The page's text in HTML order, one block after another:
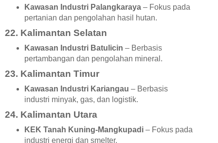
Kawasan Industri Palangkaraya– Fokus pada
pertanian dan pengolahan hasil hutan.
22. Kalimantan Selatan
Kawasan Industri Batulicin – Berbasis
pertambangan dan pengolahan mineral.
23. Kalimantan Timur
Kawasan Industri Kariangau – Berbasis
industri minyak, gas, dan logistik.
24. Kalimantan Utara
KEK Tanah Kuning-Mangkupadi– Fokus pada
industri energi dan smelter.